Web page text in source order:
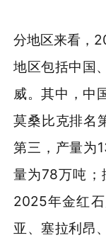
分地区来看，
地区包括中国
威。其中，中
莫桑比克排名
第三，产量为
量为78万吨；
2025年金红
亚、塞拉利昂